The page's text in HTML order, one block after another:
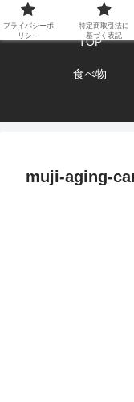
エン
TOP
食べ物
muji-aging-
プライバシーポ
リシー
特定商取引法に
基づく表記